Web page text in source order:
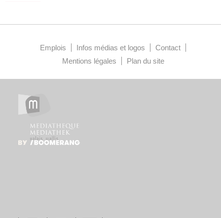
Emplois Infos médias et logos
Contact
Mentions légales
Plan du site